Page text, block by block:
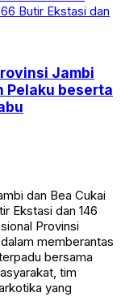
Jambi
Pelaku beserta
dan Bea Cukai
Ekstasi dan 146
Provinsi
memberantas
bersama
tim
yang